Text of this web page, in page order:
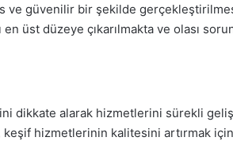
ve güvenilir bir şekilde
üst düzeye çıkarılmakta ve olası
dikkate alarak hizmetlerini sürekli
hizmetlerinin kalitesini artırmak